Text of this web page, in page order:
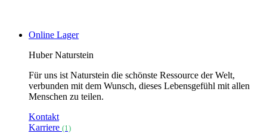
Online Lager
Huber Naturstein
Für uns ist Naturstein die schönste Ressource der Welt,
verbunden mit dem Wunsch, dieses Lebensgefühl mit allen
Menschen zu teilen.
Kontakt
Karriere (1)